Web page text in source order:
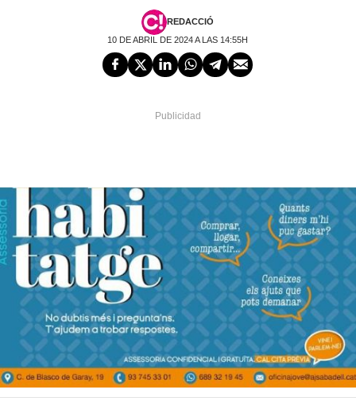
REDACCIÓ
10 DE ABRIL DE 2024 A LAS 14:55H